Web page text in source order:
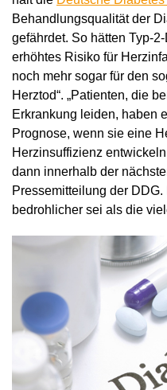
Behandlungsqualität der
gefährdet. So hätten Typ-
erhöhtes Risiko für
noch mehr sogar für den
Herztod“. „Patienten, die
Erkrankung leiden, haben
Prognose, wenn sie eine
Herzinsuffizienz
dann innerhalb der
Pressemitteilung der
bedrohlicher sei als die